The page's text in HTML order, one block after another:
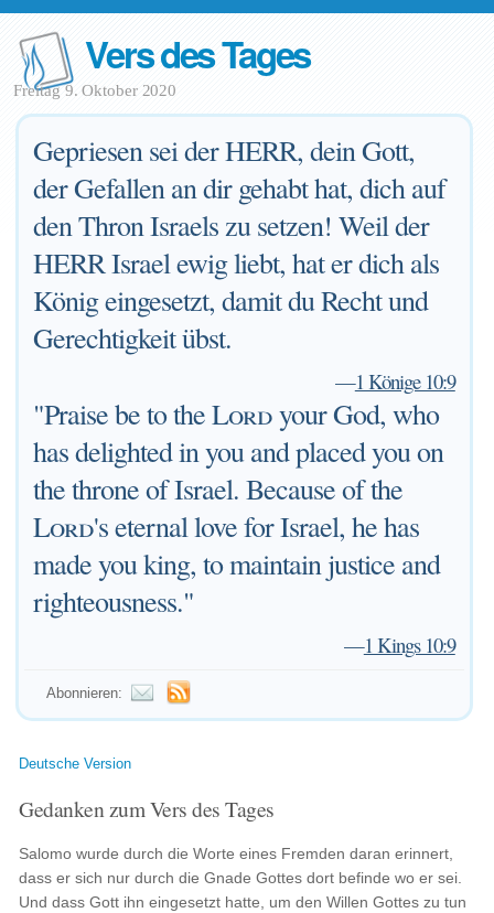
Vers des Tages
Freitag 9. Oktober 2020
Gepriesen sei der HERR, dein Gott,
der Gefallen an dir gehabt hat, dich auf
den Thron Israels zu setzen! Weil der
HERR Israel ewig liebt, hat er dich als
König eingesetzt, damit du Recht und
Gerechtigkeit übst.
—1 Könige 10:9
"Praise be to theLordyour God, who
has delighted in you and placed you on
the throne of Israel. Because of the
Lord's eternal love for Israel, he has
made you king, to maintain justice and
righteousness."
—1 Kings 10:9
Abonnieren:
Deutsche Version
Gedanken zum Vers des Tages
Salomo wurde durch die Worte eines Fremden daran erinnert,
dass er sich nur durch die Gnade Gottes dort befinde wo er sei.
Und dass Gott ihn eingesetzt hatte, um den Willen Gottes zu tun